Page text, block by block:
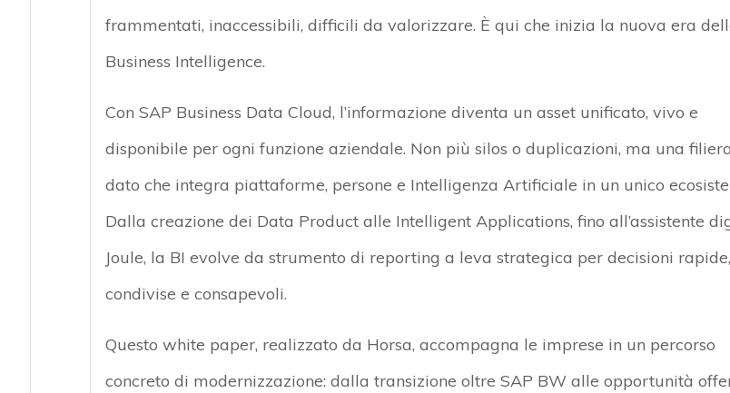
frammentati, inaccessibili, difficili da valorizzare. È qui che inizia la nuova era
Business Intelligence.
Con SAP Business Data Cloud, l’informazione diventa un asset unificato, vivo e
disponibile per ogni funzione aziendale. Non più silos o duplicazioni, ma una
dato che integra piattaforme, persone e Intelligenza Artificiale in un unico
Dalla creazione dei Data Product alle Intelligent Applications, fino all’assistente
Joule, la BI evolve da strumento di reporting a leva strategica per decisioni rapide,
condivise e consapevoli.
Questo white paper, realizzato da Horsa, accompagna le imprese in un percorso
concreto di modernizzazione: dalla transizione oltre SAP BW alle opportunità